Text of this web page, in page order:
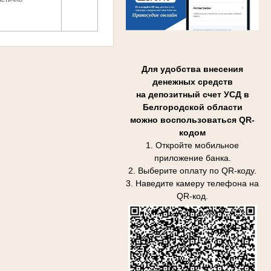
Для удобства внесения
денежных средств
на депозитный счет УСД в
Белгородской области
можно воспользоваться QR-
кодом
1. Откройте мобильное
приложение банка.
2. Выберите оплату по QR-коду.
3. Наведите камеру телефона на
QR-код.